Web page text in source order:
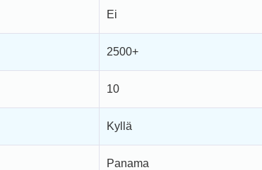
Ei
2500+
10
Kyllä
Panama